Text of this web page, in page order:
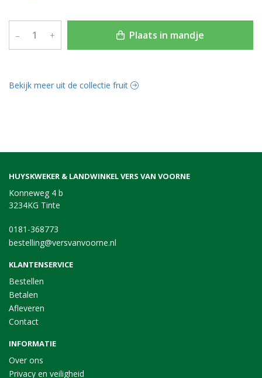
– + Plaats in mandje
Bekijk meer uit de collectie fruit
HUYSKWEKER & LANDWINKEL VERS VAN VOORNE
Konneweg 4 b
3234KG Tinte
0181-368773
bestelling@versvanvoorne.nl
KLANTENSERVICE
Bestellen
Betalen
Afleveren
Contact
INFORMATIE
Over ons
Privacy en veiligheid